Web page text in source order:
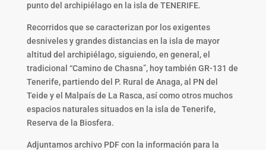
punto del archipiélago en la isla de TENERIFE.
Recorridos que se caracterizan por los exigentes
desniveles y grandes distancias en la isla de mayor
altitud del archipiélago, siguiendo, en general, el
tradicional “Camino de Chasna”, hoy también GR-131 de
Tenerife, partiendo del P. Rural de Anaga, al PN del
Teide y el Malpaís de La Rasca, así como otros muchos
espacios naturales situados en la isla de Tenerife,
Reserva de la Biosfera.
Adjuntamos archivo PDF con la información para la